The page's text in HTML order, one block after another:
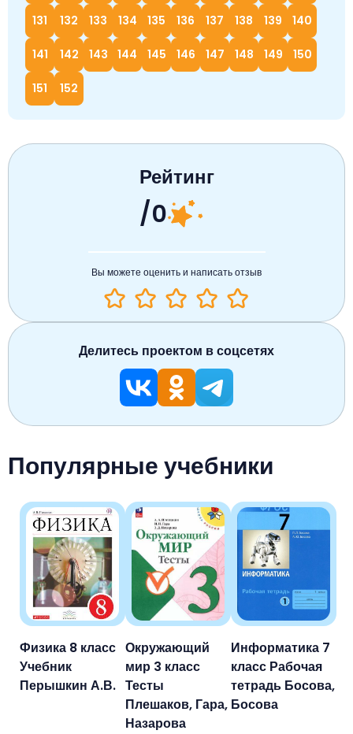
131 132 133 134 135 136 137 138 139 140
141 142 143 144 145 146 147 148 149 150
151 152
Популярные учебники
Физика 8 класс
Учебник
Перышкин А.В.
Окружающий
мир 3 класс
Тесты
Плешаков, Гара,
Назарова
Информатика 7
класс Рабочая
тетрадь Босова,
Босова
Рейтинг
/0
Вы можете оценить и написать отзыв
Делитесь проектом в соцсетях